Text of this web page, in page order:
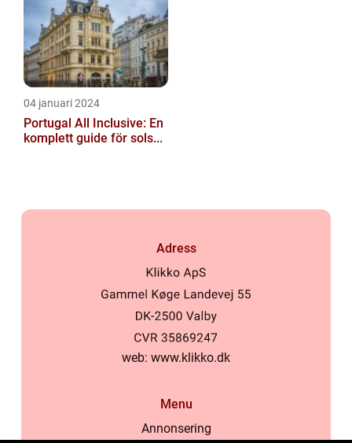
04 januari 2024
Portugal All Inclusive: En
komplett guide för sols...
Adress
web: www.klikko.dk
Menu
Annonsering